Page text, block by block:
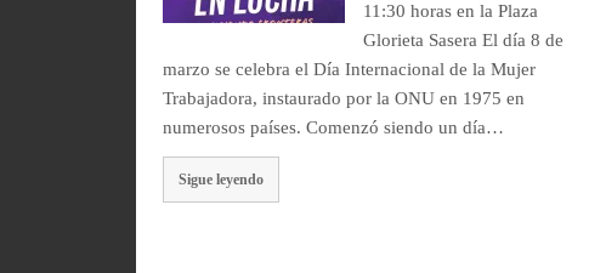
11:30 horas en la Plaza
Glorieta Sasera El día 8 de
marzo se celebra el Día Internacional de la Mujer
Trabajadora, instaurado por la ONU en 1975 en
numerosos países. Comenzó siendo un día…
Sigue leyendo